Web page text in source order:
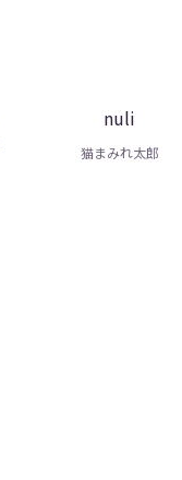
nuli
猫まみれ太郎